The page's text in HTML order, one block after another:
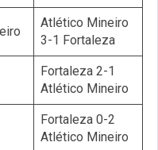
Atlético Mineiro
3-1 Fortaleza
Fortaleza 2-1
Atlético Mineiro
Fortaleza 0-2
Atlético Mineiro